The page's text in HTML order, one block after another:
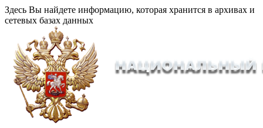
Здесь Вы найдете информацию, которая хранится в архивах и
сетевых базах данных